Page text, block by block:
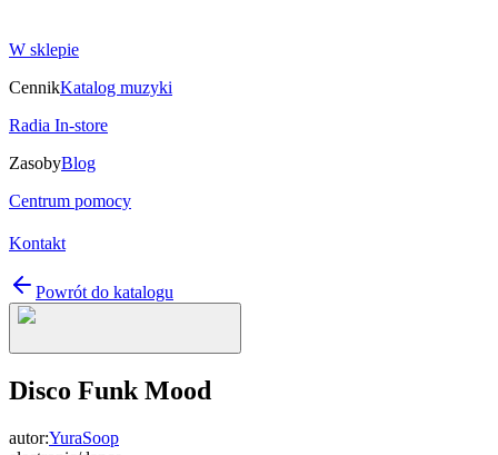
W sklepie
CennikKatalog muzyki
Radia In-store
ZasobyBlog
Centrum pomocy
Kontakt
Powrót do katalogu
Disco Funk Mood
autor:YuraSoop